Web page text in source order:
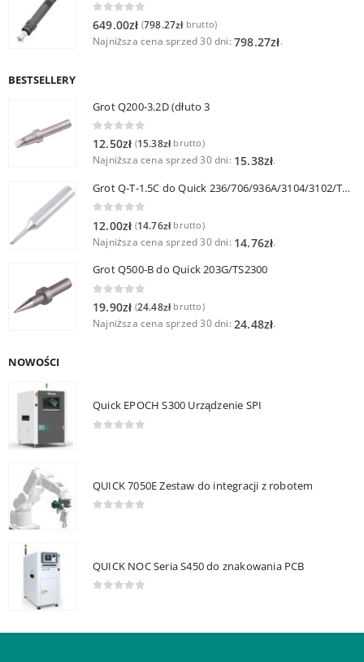
649.00zł (798.27złbrutto)
Najniższa cena sprzed 30 dni: 798.27zł.
BESTSELLERY
Grot Q200-3.2D (dłuto 3
0out of 5
12.50zł (15.38złbrutto)
Najniższa cena sprzed 30 dni: 15.38zł.
Grot Q-T-1.5C do Quick 236/706/936A/3104/3102/TS1100
12.00zł (14.76złbrutto)
Najniższa cena sprzed 30 dni: 14.76zł.
Grot Q500-B do Quick 203G/TS2300
0out of 5
19.90zł (24.48złbrutto)
Najniższa cena sprzed 30 dni: 24.48zł.
NOWOŚCI
Quick EPOCH S300 Urządzenie SPI
QUICK 7050E Zestaw do integracji z robotem
QUICK NOC Seria S450 do znakowania PCB